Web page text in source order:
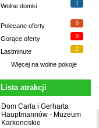
Wolne domki 1
Polecane oferty 0
Gorące oferty 0
Lastminute 2
Więcej na wolne pokoje
Lista atrakcji
Dom Carla i Gerharta
Hauptmannów - Muzeum
Karkonoskie